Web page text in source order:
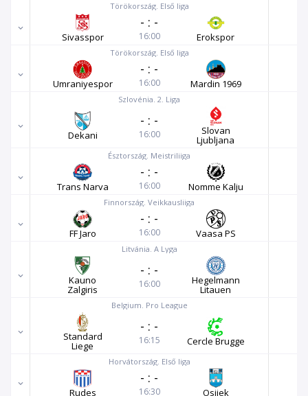
Törökország. Első liga
Sivasspor
- : -
16:00 Erokspor
Törökország. Első liga
Umraniyespor
- : -
16:00 Mardin 1969
Szlovénia. 2. Liga
Dekani
- : -
16:00 Slovan
Ljubljana
Észtország. Meistriliiga
Trans Narva
- : -
16:00 Nomme Kalju
Finnország. Veikkausliiga
FF Jaro
- : -
16:00 Vaasa PS
Litvánia. A Lyga
Kauno
Zalgiris
- : -
16:00 Hegelmann
Litauen
Belgium. Pro League
Standard
Liege
- : -
16:15 Cercle Brugge
Horvátország. Első liga
Rudes
- : -
16:30 Osijek